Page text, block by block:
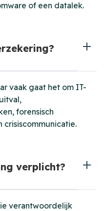
of een datalek.
vaak gaat het om IT-
forensisch
crisiscommunicatie.
verplicht?
verantwoordelijk